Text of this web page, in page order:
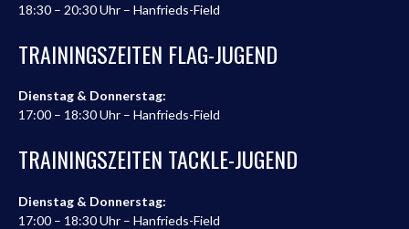
18:30 – 20:30 Uhr – Hanfrieds-Field
TRAININGSZEITEN FLAG-JUGEND
Dienstag & Donnerstag:
17:00 – 18:30 Uhr – Hanfrieds-Field
TRAININGSZEITEN TACKLE-JUGEND
Dienstag & Donnerstag:
17:00 – 18:30 Uhr – Hanfrieds-Field